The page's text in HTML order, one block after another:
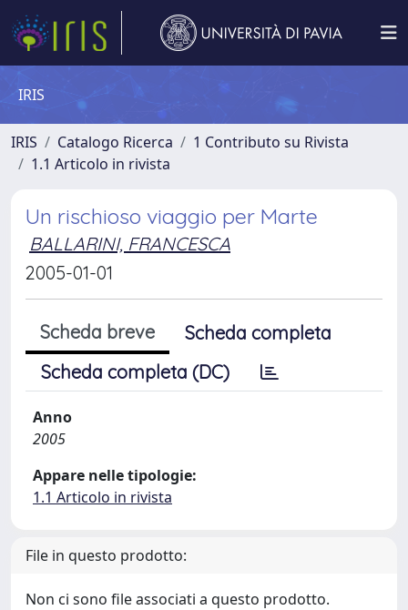
IRIS
IRIS Catalogo Ricerca
1 Contributo su Rivista
1.1 Articolo in rivista
Un rischioso viaggio per Marte
BALLARINI, FRANCESCA
2005-01-01
Scheda breve
Scheda completa
Scheda completa (DC)
Anno
2005
Appare nelle tipologie:
1.1 Articolo in rivista
File in questo prodotto:
Non ci sono file associati a questo prodotto.